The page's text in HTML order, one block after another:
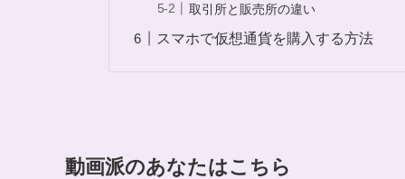
取引所と販売所の違い
スマホで仮想通貨を購入する方法
動画派のあなたはこちら